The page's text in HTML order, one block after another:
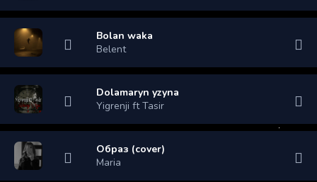
Bolan waka
Belent
Dolamaryn yzyna
Yigrenji ft Tasir
Образ (cover)
Maria